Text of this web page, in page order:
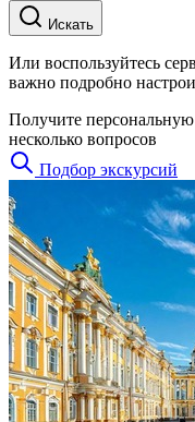
Искать
Или воспользуйтесь
важно подробно
Получите
несколько вопросов
Подбор экскурсий